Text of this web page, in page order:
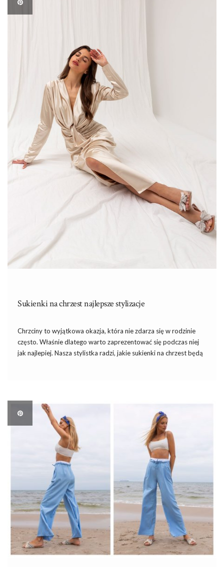
Sukienki na chrzest najlepsze stylizacje
Chrzciny to wyjątkowa okazja, która nie zdarza się w rodzinie
często. Właśnie dlatego warto zaprezentować się podczas niej
jak najlepiej. Nasza stylistka radzi, jakie sukienki na chrzest będą